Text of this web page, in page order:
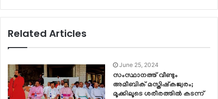
Related Articles
June 25, 2024
സംസ്ഥാനത്ത് വീണ്ടും
അമീബിക് മസ്തിഷ്‌കജ്വരം;
മൂക്കിലൂടെ ശരീരത്തില്‍ കടന്ന്